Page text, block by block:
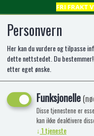
FRI FRAKT
Bokbjørn:
Lettlest bok for
Kampanje
Personvern
Her kan du vurdere og tilpasse
dette nettstedet. Du
etter eget ønske.
Funksjonelle
Disse tjenestene er
kan ikke deaktivere
↓ 1tjeneste